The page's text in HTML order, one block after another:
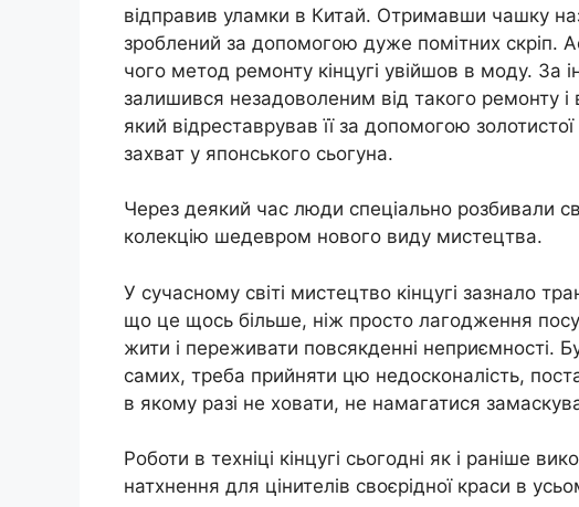
відправив уламки в Китай. Отримавши чашку
зроблений за допомогою дуже помітних скріп.
чого метод ремонту кінцугі увійшов в моду. За
залишився незадоволеним від такого ремонту
який відреставрував її за допомогою
захват у японського сьогуна.
Через деякий час люди спеціально розбивали
колекцію шедевром нового виду мистецтва.
У сучасному світі мистецтво кінцугі зазнало
що це щось більше, ніж просто лагодження
жити і переживати повсякденні неприємності.
самих, треба прийняти цю недосконалість,
в якому разі не ховати, не намагатися
Роботи в техніці кінцугі сьогодні як і раніше
натхнення для цінителів своєрідної краси в